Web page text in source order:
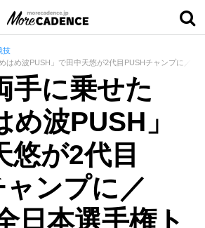
技
はめ波PUSH」で田中天悠が2代目PUSHチャンプに／
手に乗せた
め波PUSH」
悠が2代目
ンプに／
日本選手権ト